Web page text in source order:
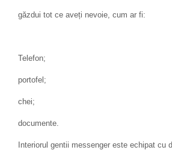
găzdui tot ce aveți nevoie, cum ar fi:
Telefon;
portofel;
chei;
documente.
Interiorul gentii messenger este echipat cu